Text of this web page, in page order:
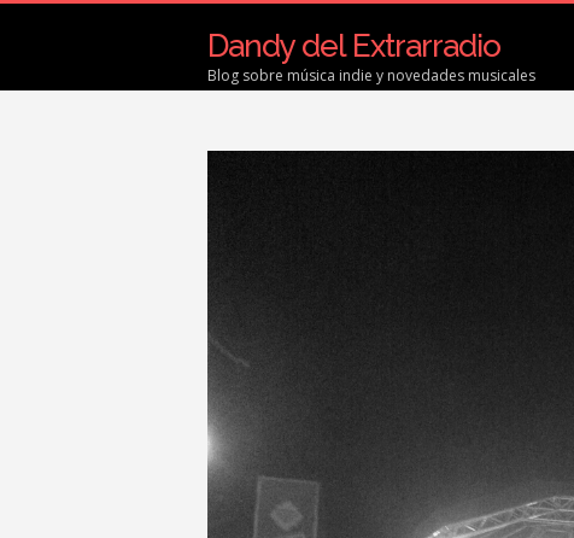
Dandy del Extrarradio
Blog sobre música indie y novedades musicales